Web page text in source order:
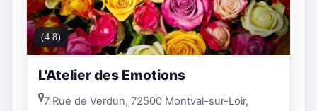
(4.8)
L'Atelier des Emotions
7 Rue de Verdun, 72500 Montval-sur-Loir,